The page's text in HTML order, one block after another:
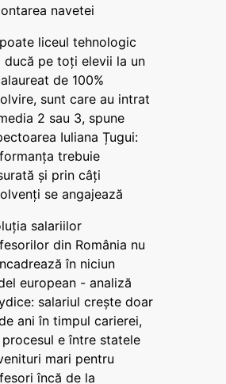
navetei
liceul tehnologic
ducă pe toți elevii la un
de 100%
sunt care au intrat
2 sau 3, spune
Iuliana Țugui:
trebuie
și prin câți
se angajează
salariilor
din România nu
în niciun
european - analiză
salariul crește doar
ani în timpul carierei,
e între statele
mari pentru
încă de la